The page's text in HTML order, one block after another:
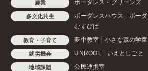
農業 ボーダレス・グリーンズ
多文化共生 ボーダレスハウス
ボー
むすびば
教育・子育て 夢中教室 小さな森の学童
就労機会 UNROOF いえとしごと
地域課題 公民連携室